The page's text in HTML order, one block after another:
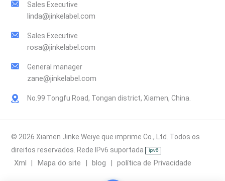
Sales Executive
linda@jinkelabel.com
Sales Executive
rosa@jinkelabel.com
General manager
zane@jinkelabel.com
No.99 Tongfu Road, Tongan district, Xiamen, China.
© 2026 Xiamen Jinke Weiye que imprime Co., Ltd. Todos os
direitos reservados. Rede IPv6 suportada
Xml Mapa do site blog política de Privacidade